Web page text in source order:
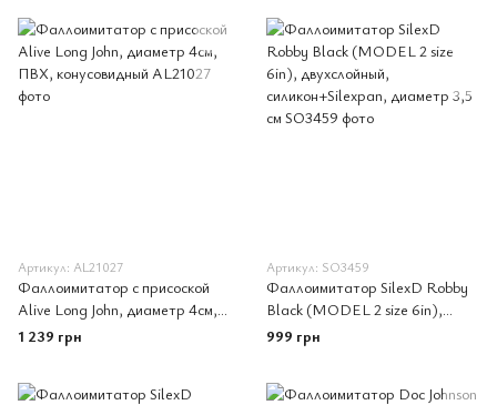
Артикул: AL21027
Фаллоимитатор с присоской
Alive Long John, диаметр 4см,
ПВХ, конусовидный
1 239 грн
Артикул: SO3459
Фаллоимитатор SilexD Robby
Black (MODEL 2 size 6in),
двухслойный, силикон+Silexpan,
диаметр 3,5 см
999 грн